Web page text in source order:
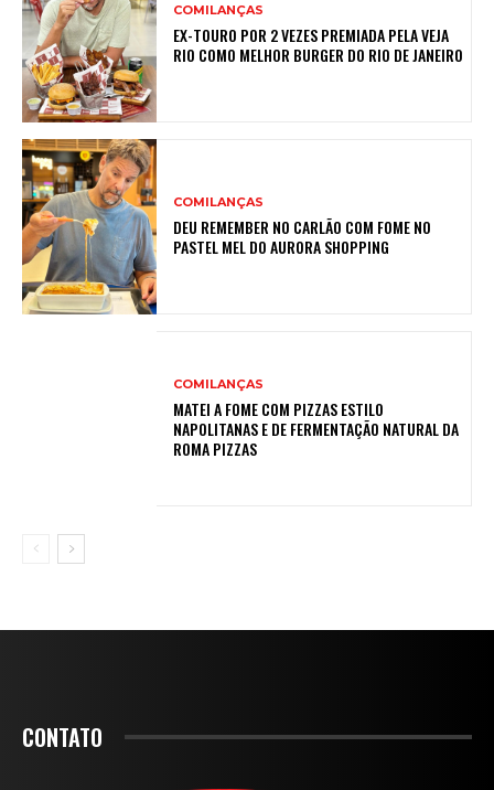
COMILANÇAS
EX-TOURO POR 2 VEZES PREMIADA PELA VEJA
RIO COMO MELHOR BURGER DO RIO DE JANEIRO
COMILANÇAS
DEU REMEMBER NO CARLÃO COM FOME NO
PASTEL MEL DO AURORA SHOPPING
COMILANÇAS
MATEI A FOME COM PIZZAS ESTILO
NAPOLITANAS E DE FERMENTAÇÃO NATURAL DA
ROMA PIZZAS
CONTATO